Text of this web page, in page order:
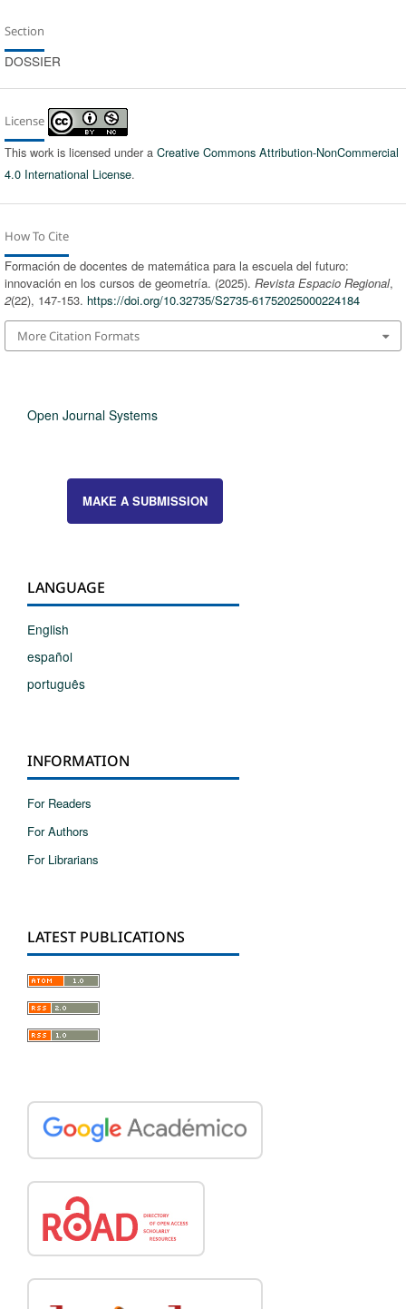
Section
DOSSIER
License
This work is licensed under a Creative Commons Attribution-NonCommercial
4.0 International License.
How To Cite
Formación de docentes de matemática para la escuela del futuro:
innovación en los cursos de geometría. (2025). Revista Espacio Regional,
2(22), 147-153. https://doi.org/10.32735/S2735-61752025000224184
More Citation Formats
Open Journal Systems
MAKE A SUBMISSION
LANGUAGE
English
español
português
INFORMATION
For Readers
For Authors
For Librarians
LATEST PUBLICATIONS